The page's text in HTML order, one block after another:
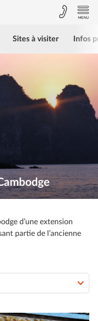
Sites à visiter Infos
d’une extension
partie de l’ancienne